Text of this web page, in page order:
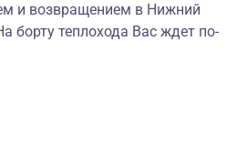
и возвращением в Нижний
борту теплохода Вас ждет по-